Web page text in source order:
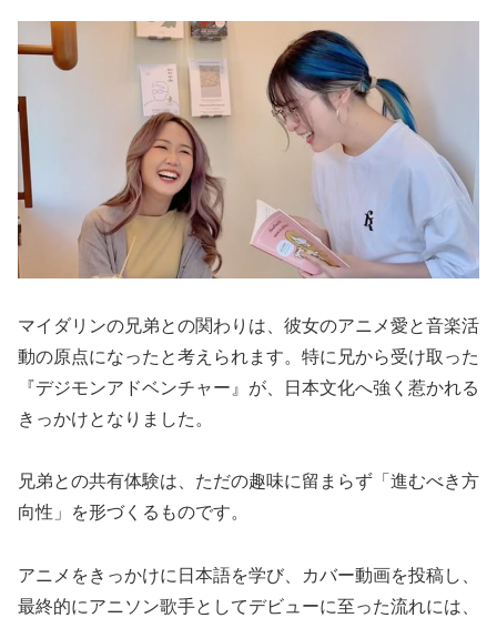
マイダリンの兄弟との関わりは、彼女のアニメ愛と音楽活
動の原点になったと考えられます。特に兄から受け取った
『デジモンアドベンチャー』が、日本文化へ強く惹かれる
きっかけとなりました。
兄弟との共有体験は、ただの趣味に留まらず「進むべき方
向性」を形づくるものです。
アニメをきっかけに日本語を学び、カバー動画を投稿し、
最終的にアニソン歌手としてデビューに至った流れには、